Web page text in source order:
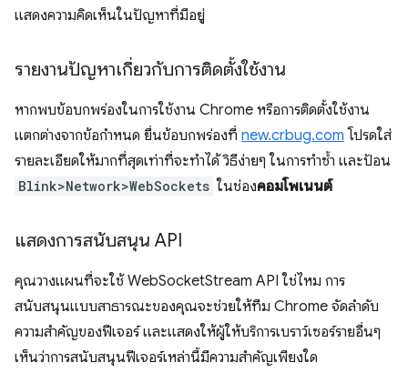
แสดงความคิดเห็นในปัญหาที่มีอยู่
รายงานปัญหาเกี่ยวกับการติดตั้งใช้งาน
หากพบข้อบกพร่องในการใช้งาน Chrome หรือการติดตั้งใช้งาน
แตกต่างจากข้อกำหนด ยื่นข้อบกพร่องที่ new.crbug.com โปรดใส่
รายละเอียดให้มากที่สุดเท่าที่จะทำได้ วิธีง่ายๆ ในการทำซ้ำ และป้อน
Blink>Network>WebSockets ในช่องคอมโพเนนต์
แสดงการสนับสนุน API
คุณวางแผนที่จะใช้ WebSocketStream API ใช่ไหม การ
สนับสนุนแบบสาธารณะของคุณจะช่วยให้ทีม Chrome จัดลําดับ
ความสําคัญของฟีเจอร์ และแสดงให้ผู้ให้บริการเบราว์เซอร์รายอื่นๆ
เห็นว่าการสนับสนุนฟีเจอร์เหล่านี้มีความสําคัญเพียงใด